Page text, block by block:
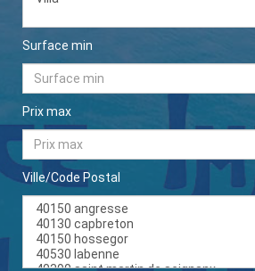
Surface min
Prix max
Ville/Code Postal